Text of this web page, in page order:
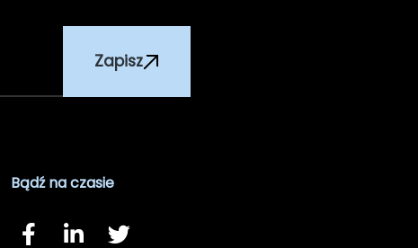
Zapisz
Bądź na czasie